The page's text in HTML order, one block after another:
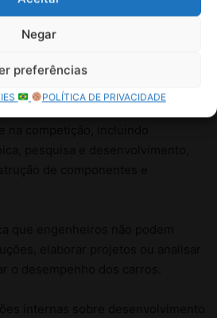
Negar
preferências
POLÍTICA DE PRIVACIDADE